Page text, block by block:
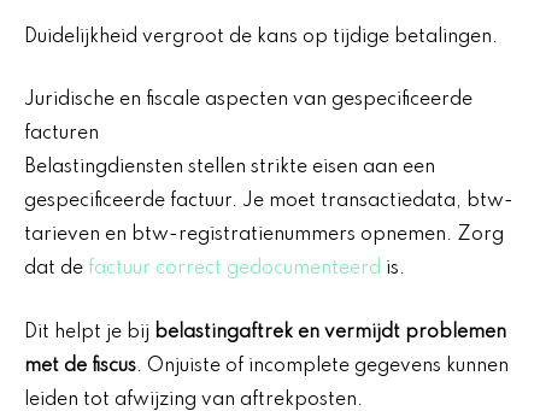
Duidelijkheid vergroot de kans op tijdige betalingen.
Juridische en fiscale aspecten van gespecificeerde
facturen
Belastingdiensten stellen strikte eisen aan een
gespecificeerde factuur. Je moet transactiedata, btw-
tarieven en btw-registratienummers opnemen. Zorg
dat de factuur correct gedocumenteerd is.
Dit helpt je bij belastingaftrek en vermijdt problemen
met de fiscus. Onjuiste of incomplete gegevens kunnen
leiden tot afwijzing van aftrekposten.